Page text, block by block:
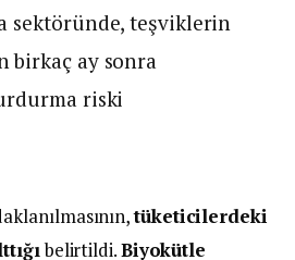
sektöründe, teşviklerin
birkaç ay sonra
riski
tüketicilerdeki
belirtildi.Biyokütle